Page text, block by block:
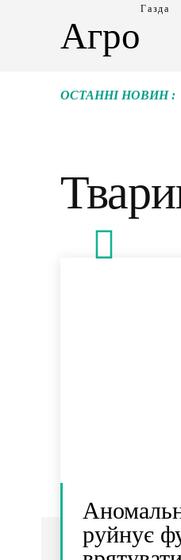
Агро
Газда
ОСТАННІ НОВИН :
руйнує